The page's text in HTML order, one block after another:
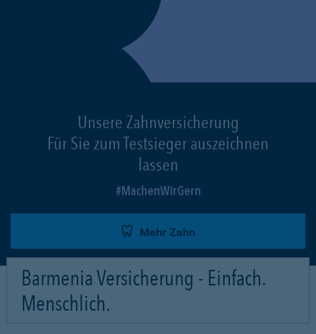
Unsere Zahnversicherung
Für Sie zum Testsieger auszeichnen
lassen
MachenWirGern
Mehr Zahn
Barmenia Versicherung - Einfach.
Menschlich.